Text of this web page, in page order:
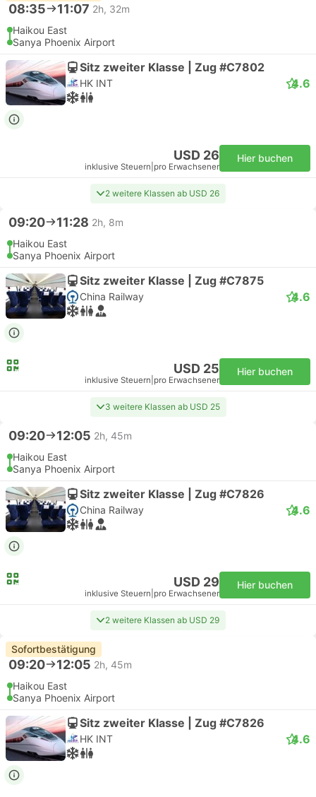
08:35 11:07 2h, 32m
Haikou East
Sanya Phoenix Airport
Sitz zweiter Klasse | Zug #C7802
HK INT 4.6
USD 26
inklusive Steuern pro Erwachsener
Hier buchen
2 weitere Klassen ab USD 26
09:20 11:28 2h, 8m
Haikou East
Sanya Phoenix Airport
Sitz zweiter Klasse | Zug #C7875
China Railway 4.6
USD 25
inklusive Steuern pro Erwachsener
Hier buchen
3 weitere Klassen ab USD 25
09:20 12:05 2h, 45m
Haikou East
Sanya Phoenix Airport
Sitz zweiter Klasse | Zug #C7826
China Railway 4.6
USD 29
inklusive Steuern pro Erwachsener
Hier buchen
2 weitere Klassen ab USD 29
Sofortbestätigung
09:20 12:05 2h, 45m
Haikou East
Sanya Phoenix Airport
Sitz zweiter Klasse | Zug #C7826
HK INT 4.6